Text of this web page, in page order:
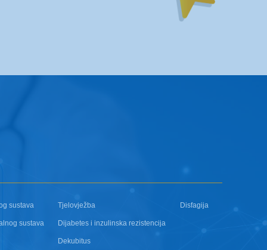
sustava
sustava
Tjelovježba
Dijabetes i inzulinska rezistencija
Dekubitus
Disfagija